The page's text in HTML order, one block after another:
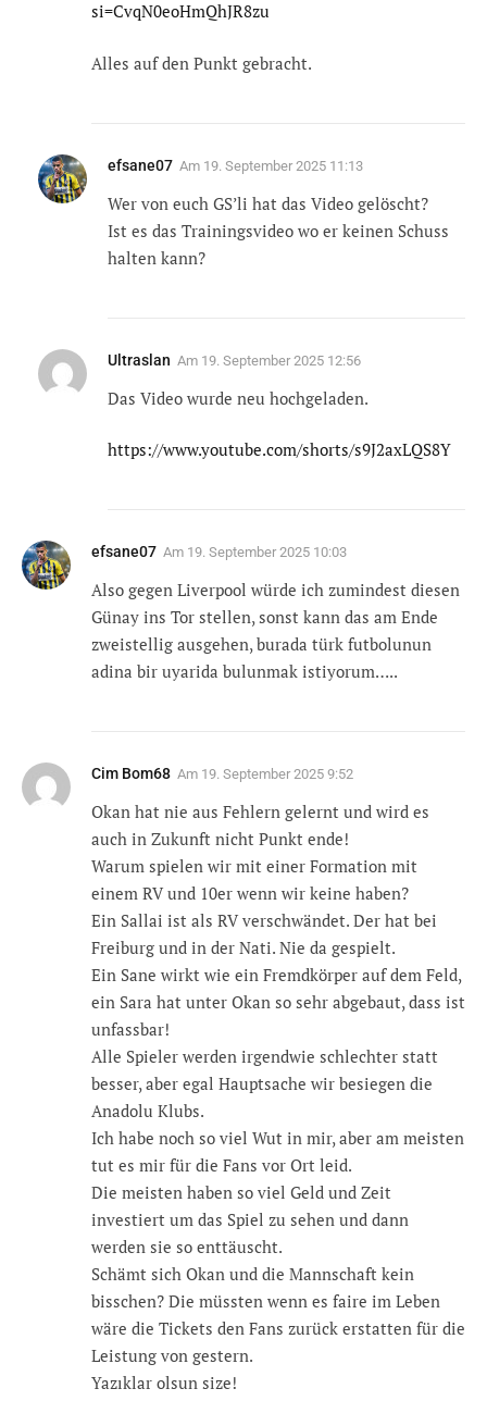
si=CvqN0eoHmQhJR8zu
Alles auf den Punkt gebracht.
efsane07 Am 19. September 2025 11:13
Wer von euch GS’li hat das Video gelöscht?
Ist es das Trainingsvideo wo er keinen Schuss
halten kann?
Ultraslan Am 19. September 2025 12:56
Das Video wurde neu hochgeladen.
https://www.youtube.com/shorts/s9J2axLQS8Y
efsane07 Am 19. September 2025 10:03
Also gegen Liverpool würde ich zumindest diesen
Günay ins Tor stellen, sonst kann das am Ende
zweistellig ausgehen, burada türk futbolunun
adina bir uyarida bulunmak istiyorum…..
Cim Bom68 Am 19. September 2025 9:52
Okan hat nie aus Fehlern gelernt und wird es
auch in Zukunft nicht Punkt ende!
Warum spielen wir mit einer Formation mit
einem RV und 10er wenn wir keine haben?
Ein Sallai ist als RV verschwändet. Der hat bei
Freiburg und in der Nati. Nie da gespielt.
Ein Sane wirkt wie ein Fremdkörper auf dem Feld,
ein Sara hat unter Okan so sehr abgebaut, dass ist
unfassbar!
Alle Spieler werden irgendwie schlechter statt
besser, aber egal Hauptsache wir besiegen die
Anadolu Klubs.
Ich habe noch so viel Wut in mir, aber am meisten
tut es mir für die Fans vor Ort leid.
Die meisten haben so viel Geld und Zeit
investiert um das Spiel zu sehen und dann
werden sie so enttäuscht.
Schämt sich Okan und die Mannschaft kein
bisschen? Die müssten wenn es faire im Leben
wäre die Tickets den Fans zurück erstatten für die
Leistung von gestern.
Yazıklar olsun size!